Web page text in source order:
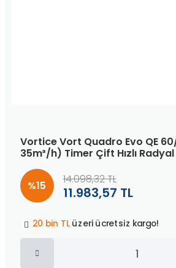
Vortice Vort Quadro Evo QE
35m³/h) Timer Çift Hızlı
%15 11.983,57 TL
14.098,32 TL
20 bin TLüzeri ücretsiz kargo!
40 bin TL
Peşin fiyatına
üzeri ücretsiz kargo!